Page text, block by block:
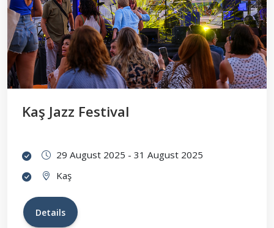
Kaş Jazz Festival
29 August 2025 - 31 August 2025
Kaş
Details